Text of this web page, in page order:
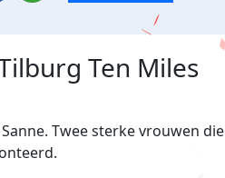
Ten Miles
Twee sterke vrouwen die